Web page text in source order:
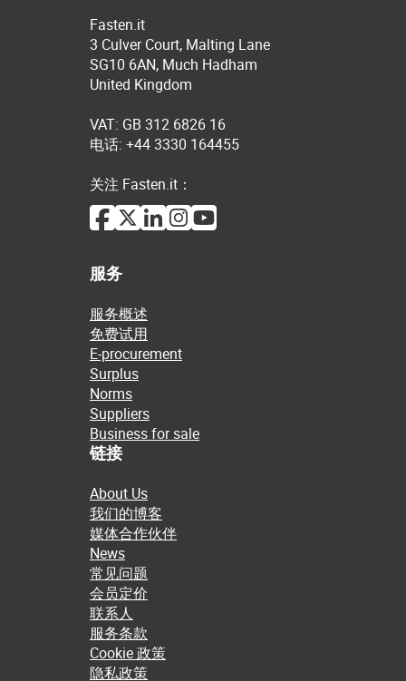
Fasten.it
3 Culver Court, Malting Lane
SG10 6AN, Much Hadham
United Kingdom
VAT: GB 312 6826 16
电话: +44 3330 164455
关注 Fasten.it：
服务
服务概述
免费试用
E-procurement
Surplus
Norms
Suppliers
Business for sale
链接
About Us
我们的博客
媒体合作伙伴
News
常见问题
会员定价
联系人
服务条款
Cookie 政策
隐私政策